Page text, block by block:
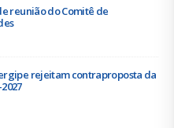
reunião do Comitê de
rejeitam contraproposta da